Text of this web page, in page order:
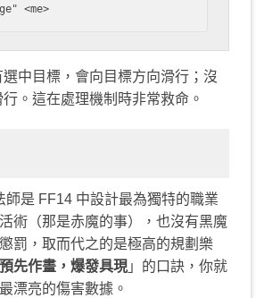
<me>
中目標，會向目標方向滑行；沒
。這在處理機制時非常救命。
師是 FF14 中設計最為獨特的職業
術（那是赤魔的事），也沒有黑魔
罰，取而代之的是極高的規劃樂
預先作畫，爆發具現 」的口訣，你就
漂亮的傷害數據。